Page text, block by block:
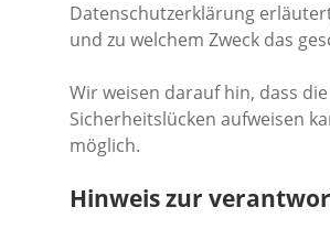
Datenschutzerklärung
und zu welchem Zweck das
Wir weisen darauf hin, dass
Sicherheitslücken aufweisen
möglich.
Hinweis zur